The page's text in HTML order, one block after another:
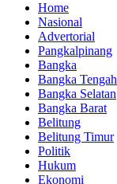
Home
Nasional
Advertorial
Pangkalpinang
Bangka
Bangka Tengah
Bangka Selatan
Bangka Barat
Belitung
Belitung Timur
Politik
Hukum
Ekonomi